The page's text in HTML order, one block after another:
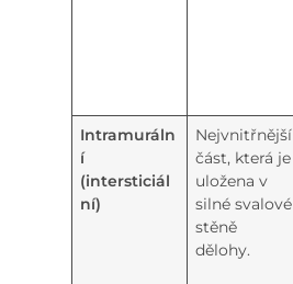
Intramuráln
í
(intersticiál
ní)
Nejvnitřnější
část, která je
uložena v
silné svalové
stěně
dělohy.